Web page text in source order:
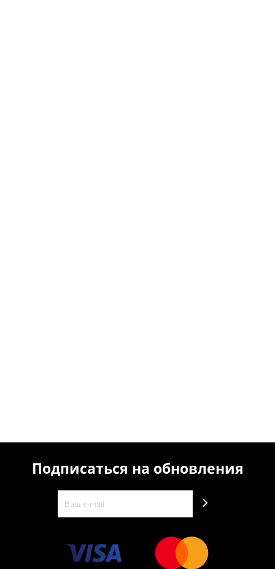
Подписаться на обновления